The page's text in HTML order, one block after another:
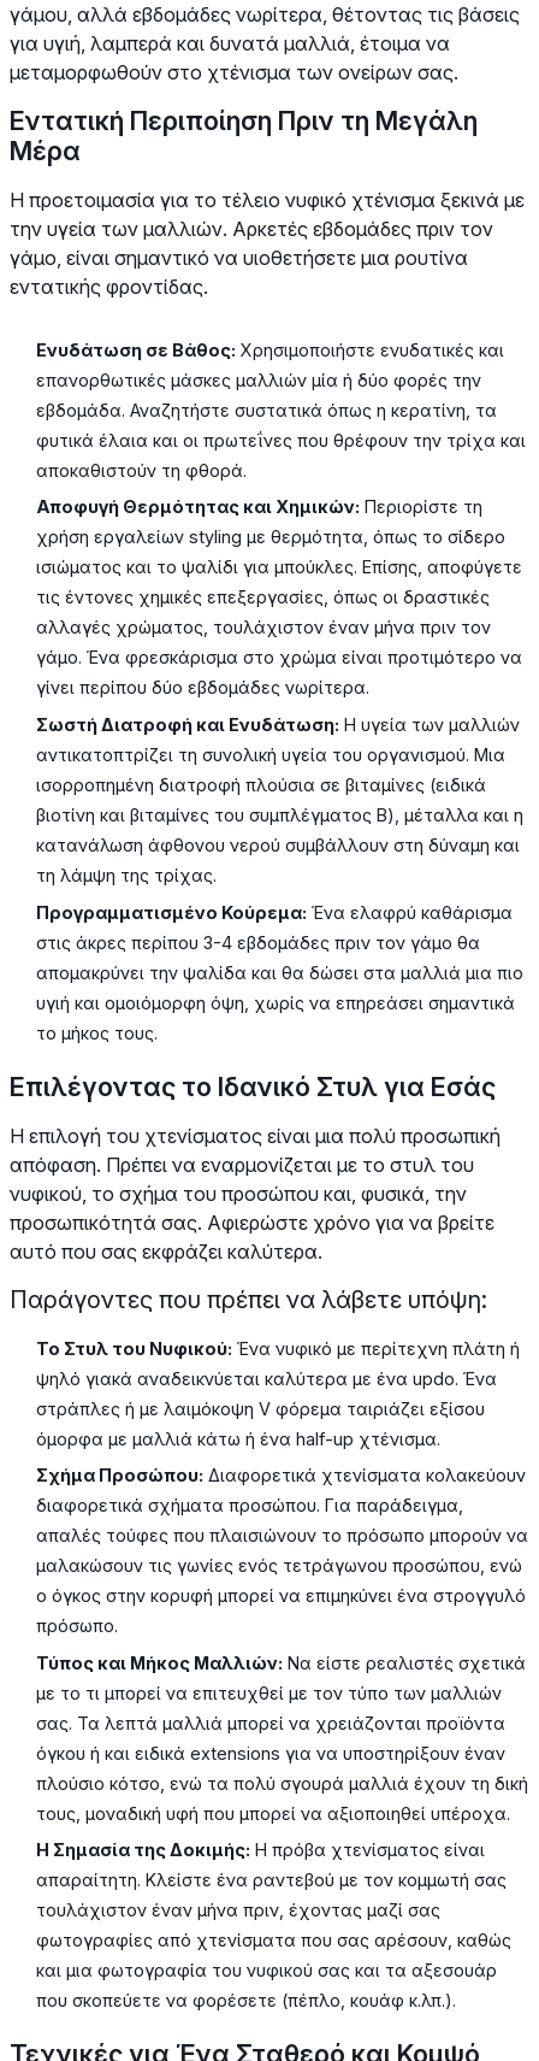
γάμου, αλλά εβδομάδες νωρίτερα, θέτοντας τις βάσεις
για υγιή, λαμπερά και δυνατά μαλλιά, έτοιμα να
μεταμορφωθούν στο χτένισμα των ονείρων σας.
Εντατική Περιποίηση Πριν τη Μεγάλη
Μέρα
Η προετοιμασία για το τέλειο νυφικό χτένισμα ξεκινά με
την υγεία των μαλλιών. Αρκετές εβδομάδες πριν τον
γάμο, είναι σημαντικό να υιοθετήσετε μια ρουτίνα
εντατικής φροντίδας.
Ενυδάτωση σε Βάθος: Χρησιμοποιήστε ενυδατικές και
επανορθωτικές μάσκες μαλλιών μία ή δύο φορές την
εβδομάδα. Αναζητήστε συστατικά όπως η κερατίνη, τα
φυτικά έλαια και οι πρωτεΐνες που θρέφουν την τρίχα και
αποκαθιστούν τη φθορά.
Αποφυγή Θερμότητας και Χημικών: Περιορίστε τη
χρήση εργαλείων styling με θερμότητα, όπως το σίδερο
ισιώματος και το ψαλίδι για μπούκλες. Επίσης, αποφύγετε
τις έντονες χημικές επεξεργασίες, όπως οι δραστικές
αλλαγές χρώματος, τουλάχιστον έναν μήνα πριν τον
γάμο. Ένα φρεσκάρισμα στο χρώμα είναι προτιμότερο να
γίνει περίπου δύο εβδομάδες νωρίτερα.
Σωστή Διατροφή και Ενυδάτωση: Η υγεία των μαλλιών
αντικατοπτρίζει τη συνολική υγεία του οργανισμού. Μια
ισορροπημένη διατροφή πλούσια σε βιταμίνες (ειδικά
βιοτίνη και βιταμίνες του συμπλέγματος Β), μέταλλα και η
κατανάλωση άφθονου νερού συμβάλλουν στη δύναμη και
τη λάμψη της τρίχας.
Προγραμματισμένο Κούρεμα: Ένα ελαφρύ καθάρισμα
στις άκρες περίπου 3-4 εβδομάδες πριν τον γάμο θα
απομακρύνει την ψαλίδα και θα δώσει στα μαλλιά μια πιο
υγιή και ομοιόμορφη όψη, χωρίς να επηρεάσει σημαντικά
το μήκος τους.
Επιλέγοντας το Ιδανικό Στυλ για Εσάς
Η επιλογή του χτενίσματος είναι μια πολύ προσωπική
απόφαση. Πρέπει να εναρμονίζεται με το στυλ του
νυφικού, το σχήμα του προσώπου και, φυσικά, την
προσωπικότητά σας. Αφιερώστε χρόνο για να βρείτε
αυτό που σας εκφράζει καλύτερα.
Παράγοντες που πρέπει να λάβετε υπόψη:
Το Στυλ του Νυφικού: Ένα νυφικό με περίτεχνη πλάτη ή
ψηλό γιακά αναδεικνύεται καλύτερα με ένα updo. Ένα
στράπλες ή με λαιμόκοψη V φόρεμα ταιριάζει εξίσου
όμορφα με μαλλιά κάτω ή ένα half-up χτένισμα.
Σχήμα Προσώπου: Διαφορετικά χτενίσματα κολακεύουν
διαφορετικά σχήματα προσώπου. Για παράδειγμα,
απαλές τούφες που πλαισιώνουν το πρόσωπο μπορούν να
μαλακώσουν τις γωνίες ενός τετράγωνου προσώπου, ενώ
ο όγκος στην κορυφή μπορεί να επιμηκύνει ένα στρογγυλό
πρόσωπο.
Τύπος και Μήκος Μαλλιών: Να είστε ρεαλιστές σχετικά
με το τι μπορεί να επιτευχθεί με τον τύπο των μαλλιών
σας. Τα λεπτά μαλλιά μπορεί να χρειάζονται προϊόντα
όγκου ή και ειδικά extensions για να υποστηρίξουν έναν
πλούσιο κότσο, ενώ τα πολύ σγουρά μαλλιά έχουν τη δική
τους, μοναδική υφή που μπορεί να αξιοποιηθεί υπέροχα.
Η Σημασία της Δοκιμής: Η πρόβα χτενίσματος είναι
απαραίτητη. Κλείστε ένα ραντεβού με τον κομμωτή σας
τουλάχιστον έναν μήνα πριν, έχοντας μαζί σας
φωτογραφίες από χτενίσματα που σας αρέσουν, καθώς
και μια φωτογραφία του νυφικού σας και τα αξεσουάρ
που σκοπεύετε να φορέσετε (πέπλο, κουάφ κ.λπ.).
Τεχνικές για Ένα Σταθερό και Κομψό